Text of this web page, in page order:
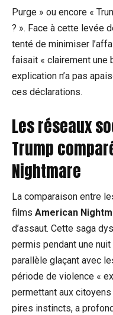
Purge » ou encore «
? ». Face à cette levée
tenté de minimiser
faisait « clairement une
explication n’a pas
ces déclarations.
Les réseaux
Trump
Nightmare
La comparaison entre
films American
d’assaut. Cette saga
permis pendant une
parallèle glaçant avec
période de violence «
permettant aux
pires instincts, a